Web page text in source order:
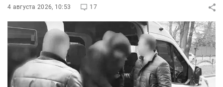
4 августа 2026, 10:53 17